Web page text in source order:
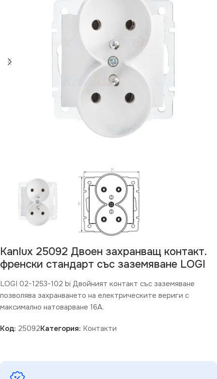
Kanlux 25092 Двоен захранващ контакт.
френски стандарт със заземяване LOGI
LOGI 02-1253-102 bi Двойният контакт със заземяване
позволява захранването на електрическите вериги с
максимално натоварване 16A.
Код: 25092Категория: Контакти